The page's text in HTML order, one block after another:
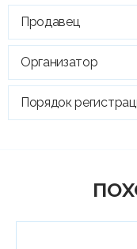
Продавец
Организатор
Порядок